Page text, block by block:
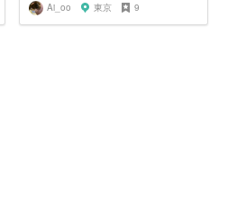
Ai_oo 東京 9